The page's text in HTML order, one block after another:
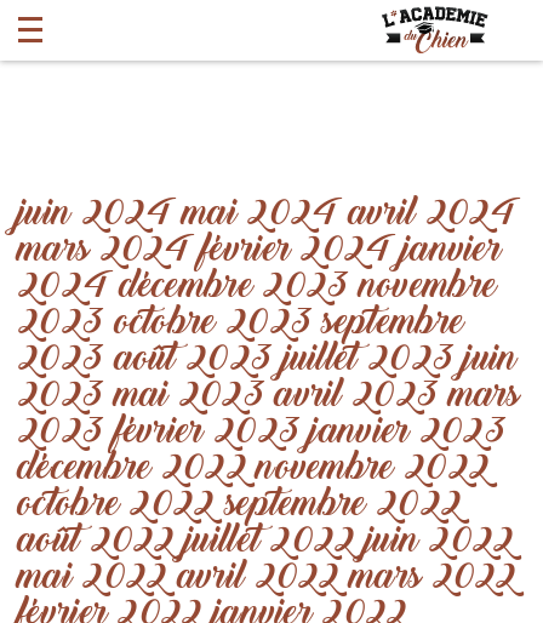
juin 2024mai 2024avril 2024
mars 2024février 2024janvier
2024décembre 2023novembre
2023octobre 2023septembre
2023août 2023juillet 2023juin
2023mai 2023avril 2023mars
2023février 2023janvier 2023
décembre 2022novembre 2022
octobre 2022septembre 2022
août 2022juillet 2022juin 2022
mai 2022avril 2022mars 2022